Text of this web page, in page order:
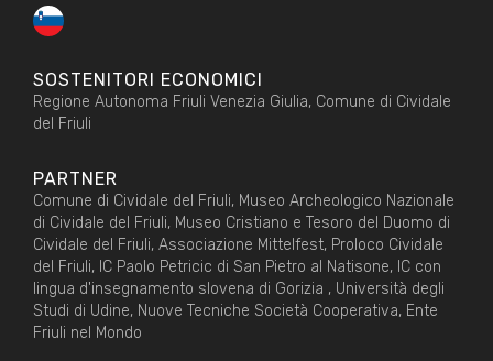
SOSTENITORI ECONOMICI
Regione Autonoma Friuli Venezia Giulia, Comune di Cividale
del Friuli
PARTNER
Comune di Cividale del Friuli, Museo Archeologico Nazionale
di Cividale del Friuli, Museo Cristiano e Tesoro del Duomo di
Cividale del Friuli, Associazione Mittelfest, Proloco Cividale
del Friuli, IC Paolo Petricic di San Pietro al Natisone, IC con
lingua d'insegnamento slovena di Gorizia , Università degli
Studi di Udine, Nuove Tecniche Società Cooperativa, Ente
Friuli nel Mondo